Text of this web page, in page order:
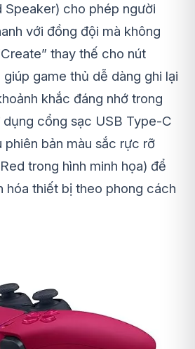
Speaker) cho phép người
với đồng đội mà không
thay thế cho nút
giúp game thủ dễ dàng ghi lại
khắc đáng nhớ trong
dụng cổng sạc USB Type-C
phiên bản màu sắc rực rỡ
trong hình minh họa) để
hóa thiết bị theo phong cách